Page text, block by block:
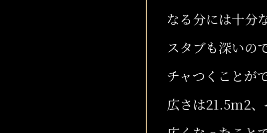
なる分には十分
スタブも深いの
チャつくことが
広さは21.5m2